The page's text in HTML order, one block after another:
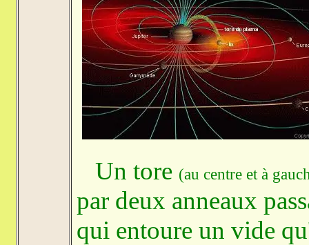
Un tore (au centre et à
par deux anneaux
qui entoure un vide